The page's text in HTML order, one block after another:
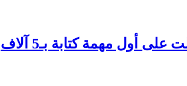
كيف حصلت على أول مهمة كتابة بـ5 آلاف